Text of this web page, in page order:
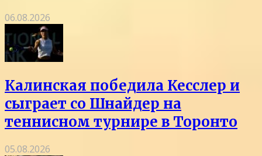
06.08.2026
Калинская победила Кесслер и
сыграет со Шнайдер на
теннисном турнире в Торонто
05.08.2026